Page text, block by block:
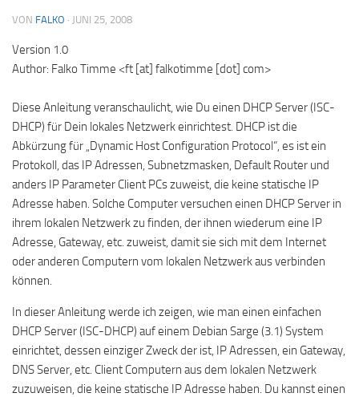
VON FALKO · JUNI 25, 2008
Version 1.0
Author: Falko Timme <ft [at] falkotimme [dot] com>
Diese Anleitung veranschaulicht, wie Du einen DHCP Server (ISC-
DHCP) für Dein lokales Netzwerk einrichtest. DHCP ist die
Abkürzung für „Dynamic Host Configuration Protocol“, es ist ein
Protokoll, das IP Adressen, Subnetzmasken, Default Router und
anders IP Parameter Client PCs zuweist, die keine statische IP
Adresse haben. Solche Computer versuchen einen DHCP Server in
ihrem lokalen Netzwerk zu finden, der ihnen wiederum eine IP
Adresse, Gateway, etc. zuweist, damit sie sich mit dem Internet
oder anderen Computern vom lokalen Netzwerk aus verbinden
können.
In dieser Anleitung werde ich zeigen, wie man einen einfachen
DHCP Server (ISC-DHCP) auf einem Debian Sarge (3.1) System
einrichtet, dessen einziger Zweck der ist, IP Adressen, ein Gateway,
DNS Server, etc. Client Computern aus dem lokalen Netzwerk
zuzuweisen, die keine statische IP Adresse haben. Du kannst einen